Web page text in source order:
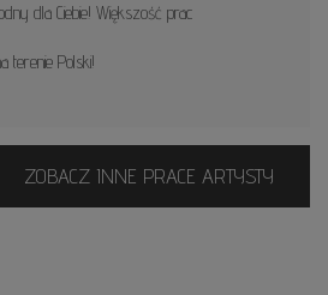
dla Ciebie! Większość prac
terenie Polski!
ZOBACZ INNE PRACE ARTYSTY